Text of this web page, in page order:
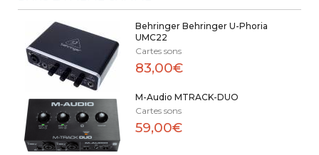
Behringer Behringer U-Phoria
UMC22
Cartes sons
83,00€
M-Audio MTRACK-DUO
Cartes sons
59,00€